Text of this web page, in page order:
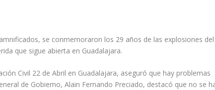
se conmemoraron los 29 años de las explosiones del
que sigue abierta en Guadalajara.
Civil 22 de Abril en Guadalajara, aseguró que hay problemas
de Gobierno, Alain Fernando Preciado, destacó que no se